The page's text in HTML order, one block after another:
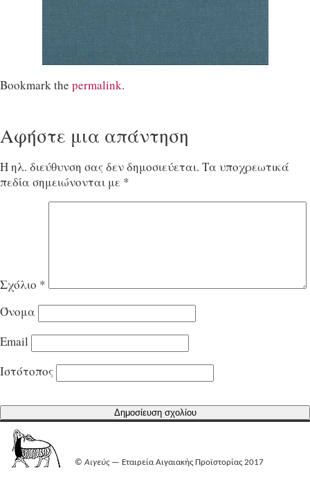
Bookmark the permalink.
Αφήστε μια απάντηση
Η ηλ. διεύθυνση σας δεν δημοσιεύεται. Τα υποχρεωτικά
πεδία σημειώνονται με *
Σχόλιο *
Όνομα
Email
Ιστότοπος
© Αιγεύς— Εταιρεία Αιγαιακής Προϊστορίας 2017